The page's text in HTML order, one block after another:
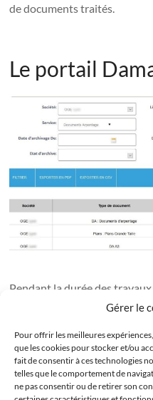
Gérer le
Pour offrir les meilleures
que les cookies pour stocker et/ou
fait de consentir à ces technologies
telles que le comportement de
ne pas consentir ou de retirer son
de documents traités.
Le portail
Pendant la durée des
quantitatives et
A tout moment, vous
traités.
De plus, vous pouvez
pour en vérifier la qualité.